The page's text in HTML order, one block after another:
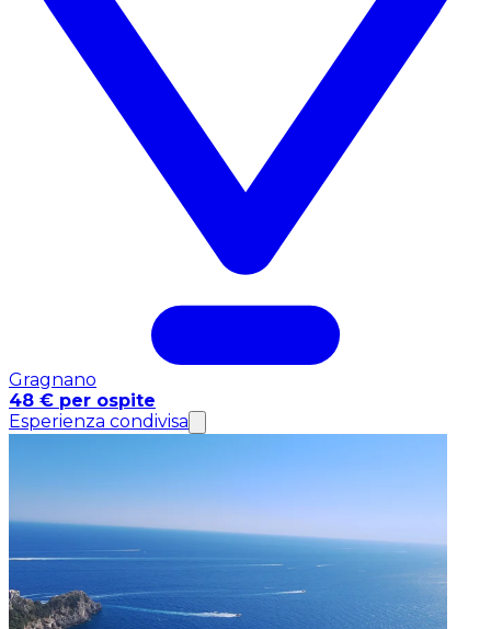
Gragnano
48 € per ospite
Esperienza condivisa